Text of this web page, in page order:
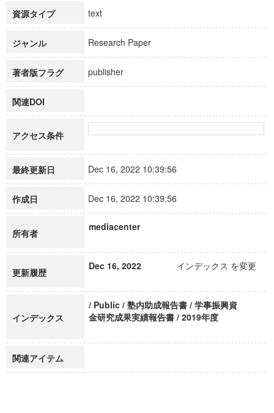
資源タイプ text
ジャンル Research Paper
著者版フラグ publisher
関連DOI
アクセス条件
最終更新日 Dec 16, 2022 10:39:56
作成日 Dec 16, 2022 10:39:56
所有者
mediacenter
更新履歴
Dec 16, 2022 インデックス を変更
インデックス
/ Public / 塾内助成報告書 / 学事振興資
金研究成果実績報告書 / 2019年度
関連アイテム